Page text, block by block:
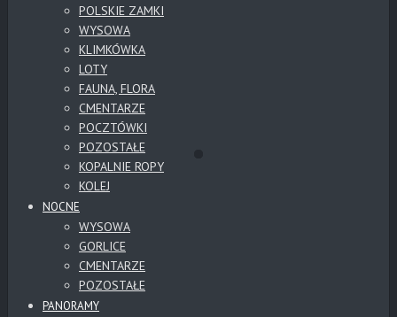
POLSKIE ZAMKI
WYSOWA
KLIMKÓWKA
LOTY
FAUNA, FLORA
CMENTARZE
POCZTÓWKI
POZOSTAŁE
KOPALNIE ROPY
KOLEJ
NOCNE
WYSOWA
GORLICE
CMENTARZE
POZOSTAŁE
PANORAMY